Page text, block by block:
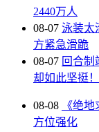
2440万人
08-07 泳装太
方紧急滑跪
08-07 回合制
却如此坚挺！
08-08
《绝
方位强化